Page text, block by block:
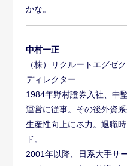
かな。
中村一正
（株）リクルートエグゼ
ディレクター
1984年野村證券入社、中
運営に従事。その後外資
生産性向上に尽力。退職
ド。
2001年以降、日系大手サ